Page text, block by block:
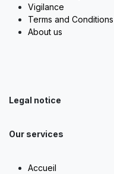
Vigilance
Terms and Conditions
About us
Legal notice
Our services
Accueil